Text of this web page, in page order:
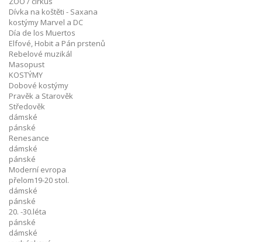
Dívka na koštěti - Saxana
kostýmy Marvel a DC
Día de los Muertos
Elfové, Hobit a Pán prstenů
Rebelové muzikál
Masopust
KOSTÝMY
Dobové kostýmy
Pravěk a Starověk
Středověk
dámské
pánské
Renesance
dámské
pánské
Moderní evropa
přelom19-20 stol.
dámské
pánské
20. -30.léta
pánské
dámské